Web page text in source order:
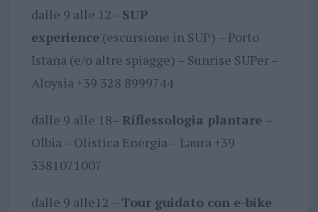
dalle 9 alle 12– SUP
experience (escursione in SUP) – Porto
Istana (e/o altre spiagge) – Sunrise SUPer –
Aloysia +39 328 8999744
dalle 9 alle 18– Riflessologia plantare –
Olbia – Olistica Energia – Laura +39
3381071007
dalle 9 alle12 – Tour guidato con e-bike